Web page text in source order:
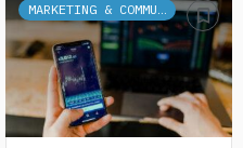
MARKETING & COMMUNICATION